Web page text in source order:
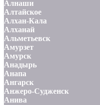
Алнаши
Алтайское
Алхан-Кала
Алханай
Альметьевск
Амурзет
Амурск
Анадырь
Анапа
Ангарск
Анжеро-Судженск
Анива